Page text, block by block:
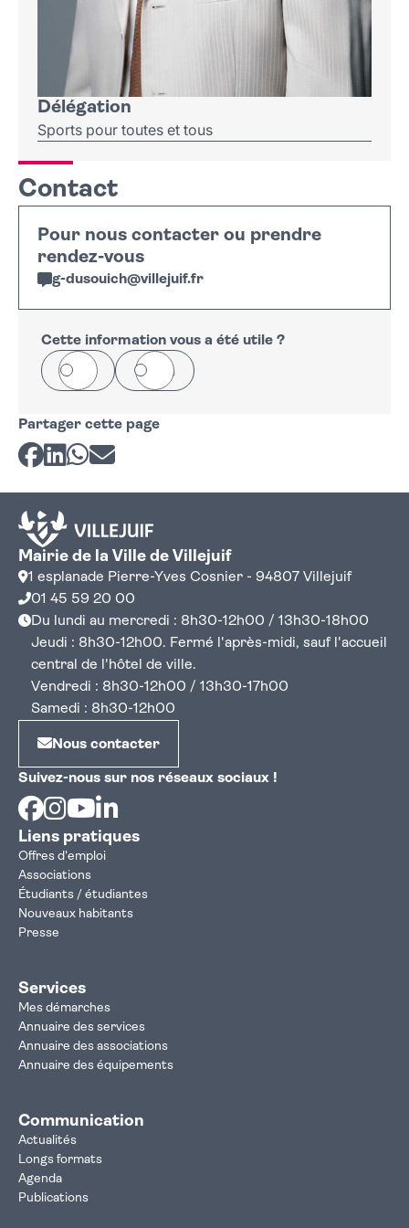
Délégation
Sports pour toutes et tous
Contact
Pour nous contacter ou prendre
rendez-vous
g-dusouich@villejuif.fr
Cette information vous a été utile ?
Oui Non
Partager cette page
Partager sur Facebook
Partager sur LinkedIn
Partager sur Whatsapp
Partager par courriel
Mairie de la Ville de Villejuif
1 esplanade Pierre-Yves Cosnier - 94807 Villejuif
01 45 59 20 00
Du lundi au mercredi : 8h30-12h00 / 13h30-18h00
Jeudi : 8h30-12h00. Fermé l'après-midi, sauf l'accueil
central de l'hôtel de ville.
Vendredi : 8h30-12h00 / 13h30-17h00
Samedi : 8h30-12h00
Nous contacter
Suivez-nous sur nos réseaux sociaux !
Facebook
Instagram
Youtube
Liens pratiques
Offres d'emploi
Associations
Étudiants / étudiantes
Nouveaux habitants
Presse
Services
Mes démarches
Annuaire des services
Annuaire des associations
Annuaire des équipements
Communication
Actualités
Longs formats
Agenda
Publications